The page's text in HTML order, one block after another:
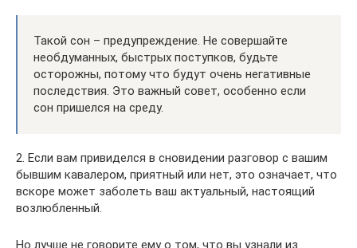
Такой сон – предупреждение. Не совершайте
необдуманных, быстрых поступков, будьте
осторожны, потому что будут очень негативные
последствия. Это важный совет, особенно если
сон пришелся на среду.
2. Если вам привиделся в сновидении разговор с вашим
бывшим кавалером, приятный или нет, это означает, что
вскоре может заболеть ваш актуальный, настоящий
возлюбленный.
Но лучше не говорите ему о том, что вы узнали из